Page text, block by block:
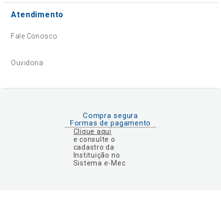
Atendimento
Fale Conosco
Ouvidoria
Compra segura
Formas de pagamento
Clique aqui
e consulte o
cadastro da
Instituição no
Sistema e-Mec